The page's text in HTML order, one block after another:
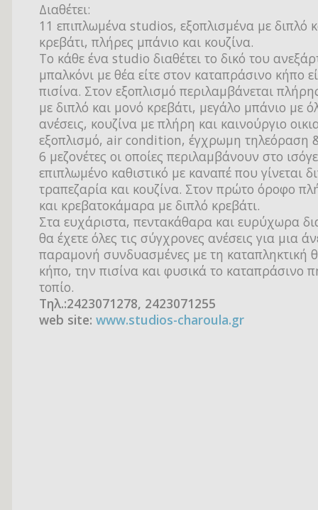
Διαθέτει:
11 επιπλωμένα studios, εξοπλισμένα με διπλό
κρεβάτι, πλήρες μπάνιο και κουζίνα.
Το κάθε ένα studio διαθέτει το δικό του
μπαλκόνι με θέα είτε στον καταπράσινο κήπο
πισίνα. Στον εξοπλισμό περιλαμβάνεται
με διπλό και μονό κρεβάτι, μεγάλο μπάνιο με
ανέσεις, κουζίνα με πλήρη και καινούργιο
εξοπλισμό, air condition, έγχρωμη τηλεόραση
6 μεζονέτες οι οποίες περιλαμβάνουν στο
επιπλωμένο καθιστικό με καναπέ που γίνεται
τραπεζαρία και κουζίνα. Στον πρώτο όροφο
και κρεβατοκάμαρα με διπλό κρεβάτι.
Στα ευχάριστα, πεντακάθαρα και ευρύχωρα
θα έχετε όλες τις σύγχρονες ανέσεις για μια
παραμονή συνδυασμένες με τη καταπληκτική
κήπο, την πισίνα και φυσικά το καταπράσινο
τοπίο.
Τηλ.:2423071278, 2423071255
web site: www.studios-charoula.gr